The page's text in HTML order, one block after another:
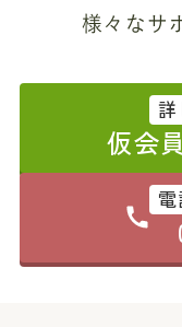
様々なサ
仮会